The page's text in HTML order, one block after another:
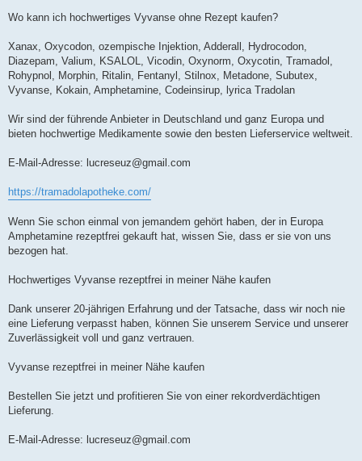
Wo kann ich hochwertiges Vyvanse ohne Rezept kaufen?
Xanax, Oxycodon, ozempische Injektion, Adderall, Hydrocodon,
Diazepam, Valium, KSALOL, Vicodin, Oxynorm, Oxycotin, Tramadol,
Rohypnol, Morphin, Ritalin, Fentanyl, Stilnox, Metadone, Subutex,
Vyvanse, Kokain, Amphetamine, Codeinsirup, lyrica Tradolan
Wir sind der führende Anbieter in Deutschland und ganz Europa und
bieten hochwertige Medikamente sowie den besten Lieferservice weltweit.
E-Mail-Adresse: lucreseuz@gmail.com
https://tramadolapotheke.com/
Wenn Sie schon einmal von jemandem gehört haben, der in Europa
Amphetamine rezeptfrei gekauft hat, wissen Sie, dass er sie von uns
bezogen hat.
Hochwertiges Vyvanse rezeptfrei in meiner Nähe kaufen
Dank unserer 20-jährigen Erfahrung und der Tatsache, dass wir noch nie
eine Lieferung verpasst haben, können Sie unserem Service und unserer
Zuverlässigkeit voll und ganz vertrauen.
Vyvanse rezeptfrei in meiner Nähe kaufen
Bestellen Sie jetzt und profitieren Sie von einer rekordverdächtigen
Lieferung.
E-Mail-Adresse: lucreseuz@gmail.com